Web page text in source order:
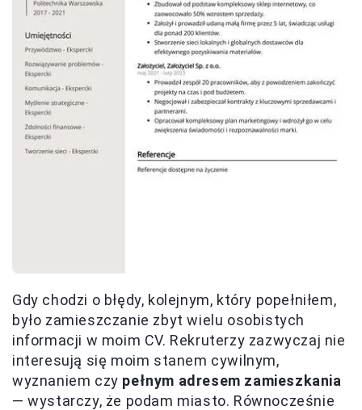
Gdy chodzi o błędy, kolejnym, który popełniłem,
było zamieszczanie zbyt wielu osobistych
informacji w moim CV. Rekruterzy zazwyczaj nie
interesują się moim stanem cywilnym,
wyznaniem czy pełnym adresem zamieszkania
— wystarczy, że podam miasto. Równocześnie